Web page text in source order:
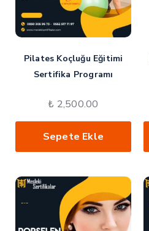
Pilates Koçluğu Eğitimi
Sertifika Programı
₺ 2,500.00
Sepete Ekle